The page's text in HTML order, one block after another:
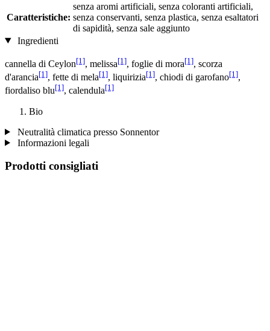
Caratteristiche:
senza aromi artificiali, senza coloranti artificiali,
senza conservanti, senza plastica, senza esaltatori
di sapidità, senza sale aggiunto
Ingredienti
cannella di Ceylon[1], melissa[1], foglie di mora[1], scorza
d'arancia[1], fette di mela[1], liquirizia[1], chiodi di garofano[1],
fiordaliso blu[1], calendula[1]
Bio
Neutralità climatica presso Sonnentor
Informazioni legali
Prodotti consigliati